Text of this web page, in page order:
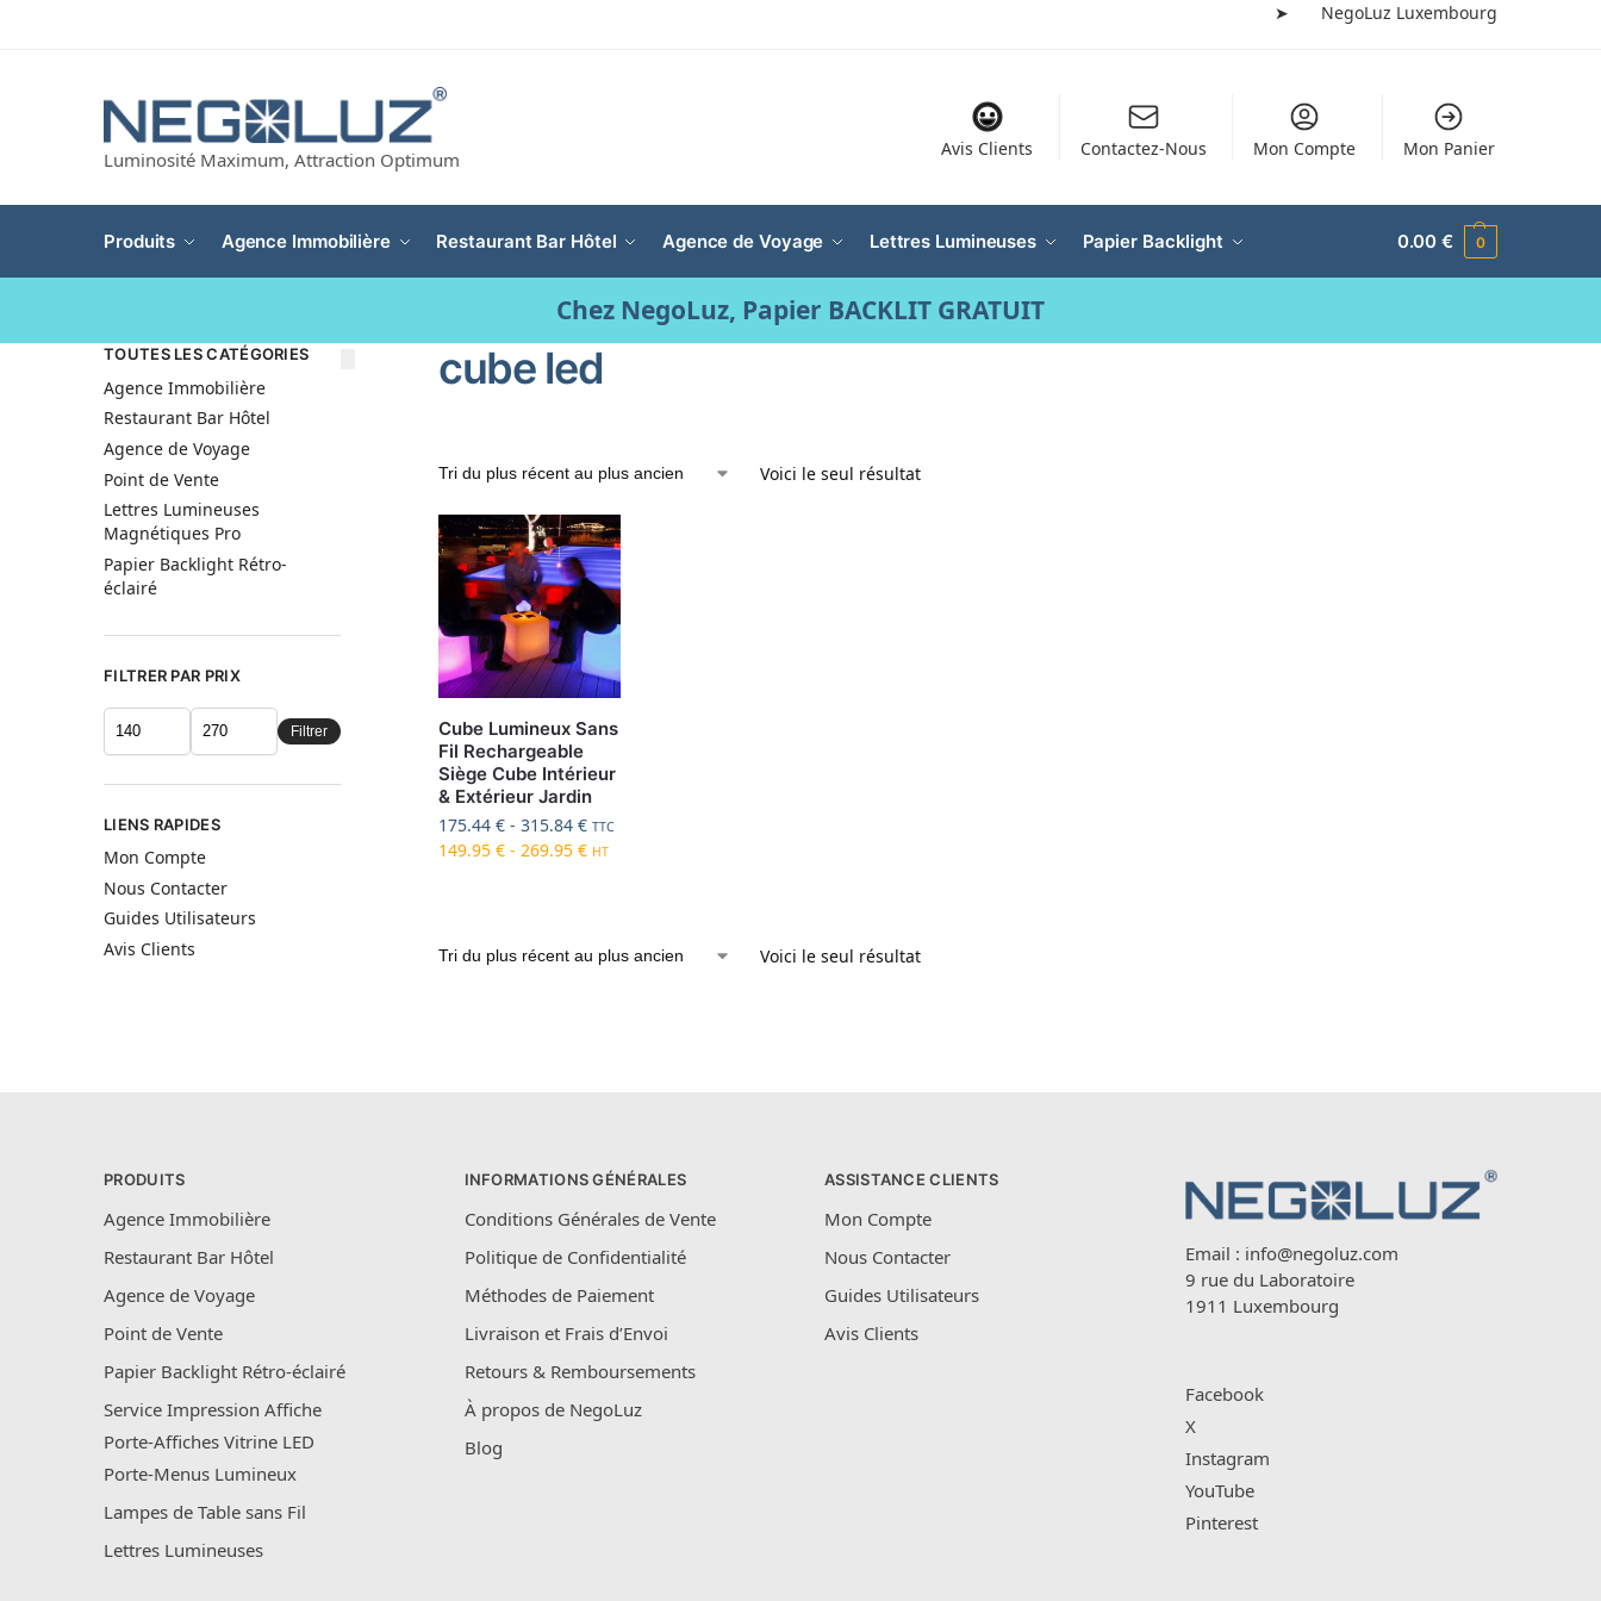
➤ NegoLuz Luxembourg
Luminosité Maximum, Attraction Optimum
Avis Clients Contactez-Nous Mon Compte Mon Panier
Produits Agence Immobilière Restaurant Bar Hôtel Agence de Voyage Lettres Lumineuses Papier Backlight 0.00€ 0
Chez NegoLuz, Papier BACKLIT GRATUIT
cube led
Voici le seul résultat
Cube Lumineux Sans
Fil Rechargeable
Siège Cube Intérieur
& Extérieur Jardin
175.44 €- 315.84 € TTC
149.95 €- 269.95 € HT
Voici le seul résultat
TOUTES LES CATÉGORIES
Agence Immobilière
Restaurant Bar Hôtel
Agence de Voyage
Point de Vente
Lettres Lumineuses
Magnétiques Pro
Papier Backlight Rétro-
éclairé
FILTRER PAR PRIX
Filtrer
LIENS RAPIDES
Mon Compte
Nous Contacter
Guides Utilisateurs
Avis Clients
PRODUITS
Agence Immobilière
Restaurant Bar Hôtel
Agence de Voyage
Point de Vente
Papier Backlight Rétro-éclairé
Service Impression Affiche
Porte-Affiches Vitrine LED
Porte-Menus Lumineux
Lampes de Table sans Fil
Lettres Lumineuses
INFORMATIONS GÉNÉRALES
Conditions Générales de Vente
Politique de Confidentialité
Méthodes de Paiement
Livraison et Frais d’Envoi
Retours & Remboursements
À propos de NegoLuz
Blog
ASSISTANCE CLIENTS
Mon Compte
Nous Contacter
Guides Utilisateurs
Avis Clients
Email : info@negoluz.com
9 rue du Laboratoire
1911 Luxembourg
Facebook
X
Instagram
YouTube
Pinterest